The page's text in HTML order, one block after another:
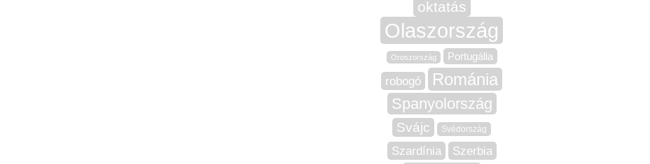
oktatás
Olaszország
Oroszország Portugália
robogó Románia
Spanyolország
Svájc Svédország
Szardínia Szerbia